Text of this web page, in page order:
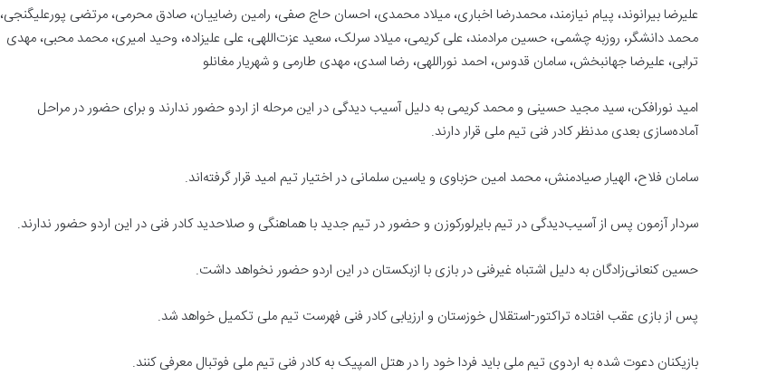
علیرضا بیرانوند، پیام نیازمند، محمدرضا اخباری، میلاد محمدی، احسان حاج صفی، رامین رضاییان، صادق محرمی، مرتضی پورعلیگنجی،
محمد دانشگر، روزبه چشمی، حسین مرادمند، علی کریمی، میلاد سرلک، سعید عزت‌اللهی، علی علیزاده، وحید امیری، محمد محبی، مهدی
ترابی، علیرضا جهانبخش، سامان قدوس، احمد نوراللهی، رضا اسدی، مهدی طارمی و شهریار مغانلو
امید نورافکن، سید مجید حسینی و محمد کریمی به دلیل آسیب دیدگی در این مرحله از اردو حضور ندارند و برای حضور در مراحل
آماده‌سازی بعدی مدنظر کادر فنی تیم ملی قرار دارند.
سامان فلاح، الهیار صیادمنش، محمد امین حزباوی و یاسین سلمانی در اختیار تیم امید قرار گرفته‌اند.
سردار آزمون پس از آسیب‌دیدگی در تیم بایرلورکوزن و حضور در تیم جدید با هماهنگی و صلاحدید کادر فنی در این اردو حضور ندارند.
حسین کنعانی‌زادگان به دلیل اشتباه غیرفنی در بازی با ازبکستان در این اردو حضور نخواهد داشت.
پس از بازی عقب افتاده تراکتور-استقلال خوزستان و ارزیابی کادر فنی فهرست تیم ملی تکمیل خواهد شد.
بازیکنان دعوت شده به اردوی تیم ملی باید فردا خود را در هتل المپیک به کادر فنی تیم ملی فوتبال معرفی کنند.